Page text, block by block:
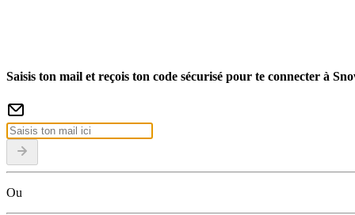
Saisis ton mail et reçois ton code sécurisé pour te connecter à
Ou